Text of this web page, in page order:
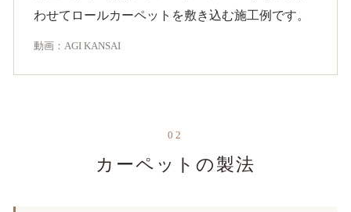
わせてロールカーペットを敷き込む施工例です。
動画：AGI KANSAI
02
カーペットの製法